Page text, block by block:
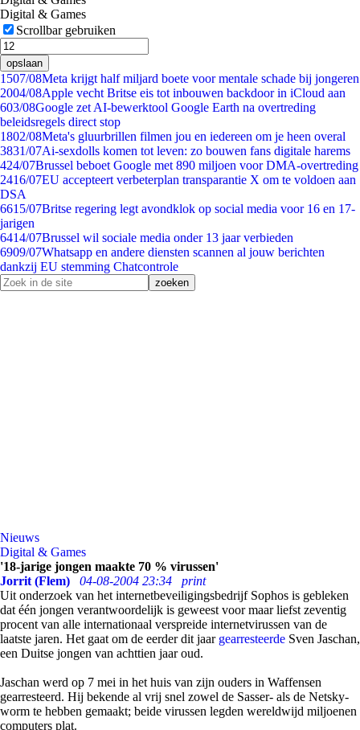
Digital & Games
Scrollbar gebruiken
opslaan
1507/08Meta krijgt half miljard boete voor mentale schade bij jongeren
2004/08Apple vecht Britse eis tot inbouwen backdoor in iCloud aan
603/08Google zet AI-bewerktool Google Earth na overtreding
beleidsregels direct stop
1802/08Meta's gluurbrillen filmen jou en iedereen om je heen overal
3831/07Ai-sexdolls komen tot leven: zo bouwen fans digitale harems
424/07Brussel beboet Google met 890 miljoen voor DMA-overtreding
2416/07EU accepteert verbeterplan transparantie X om te voldoen aan
DSA
6615/07Britse regering legt avondklok op social media voor 16 en 17-
jarigen
6414/07Brussel wil sociale media onder 13 jaar verbieden
6909/07Whatsapp en andere diensten scannen al jouw berichten
dankzij EU stemming Chatcontrole
Nieuws
Digital & Games
'18-jarige jongen maakte 70 % virussen'
Jorrit (Flem)
04-08-2004 23:34
print
Uit onderzoek van het internetbeveiligingsbedrijf Sophos is gebleken
dat één jongen verantwoordelijk is geweest voor maar liefst zeventig
procent van alle internationaal verspreide internetvirussen van de
laatste jaren. Het gaat om de eerder dit jaar gearresteerde Sven Jaschan,
een Duitse jongen van achttien jaar oud.
Jaschan werd op 7 mei in het huis van zijn ouders in Waffensen
gearresteerd. Hij bekende al vrij snel zowel de Sasser- als de Netsky-
worm te hebben gemaakt; beide virussen legden wereldwijd miljoenen
computers plat.